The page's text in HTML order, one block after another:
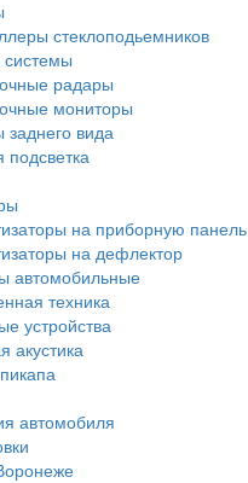
стеклоподьемников
радары
мониторы
вида
на приборную панель
на дефлектор
автомобильные
техника
устройства
акустика
автомобиля